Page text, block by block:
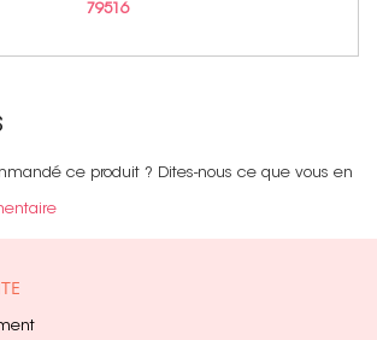
79516
ce produit ? Dites-nous ce que vous en